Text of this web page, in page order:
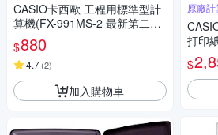
CASIO卡西歐 工程用標準型計
算機(FX-991MS-2 最新第二代
保固24個月)
$880
4.7(2)
加入購物車
原廠
打印
$